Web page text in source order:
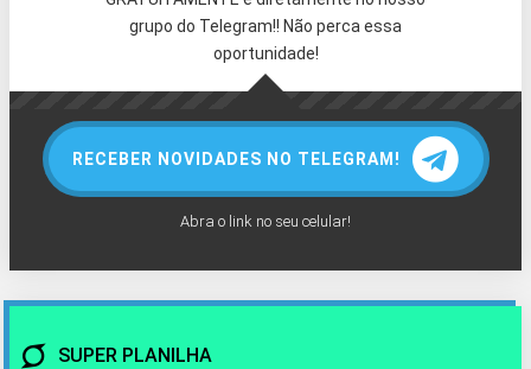
grupo do Telegram!! Não perca essa
oportunidade!
RECEBER NOVIDADES NO TELEGRAM!
Abra o link no seu celular!
SUPER PLANILHA